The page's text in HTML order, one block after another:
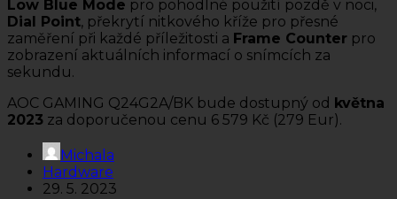
Low Blue Mode pro pohodlné použití pozdě v noci,
Dial Point, překrytí nitkového kříže pro přesné
zaměření při každé příležitosti a Frame Counter pro
zobrazení aktuálních informací o snímcích za
sekundu.
AOC GAMING Q24G2A/BK bude dostupný od května
2023 za doporučenou cenu 6 579 Kč (279 Eur).
Michala
Hardware
29. 5. 2023